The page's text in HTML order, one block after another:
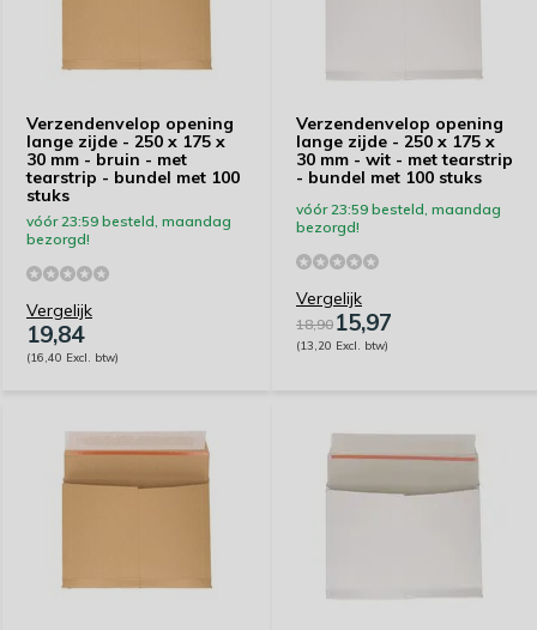
Verzendenvelop opening
lange zijde - 250 x 175 x
30 mm - bruin - met
tearstrip - bundel met 100
stuks
vóór 23:59 besteld, maandag
bezorgd!
Vergelijk
19,84
(16,40 Excl. btw)
Verzendenvelop opening
lange zijde - 250 x 175 x
30 mm - wit - met tearstrip
- bundel met 100 stuks
vóór 23:59 besteld, maandag
bezorgd!
Vergelijk
18,9015,97
(13,20 Excl. btw)